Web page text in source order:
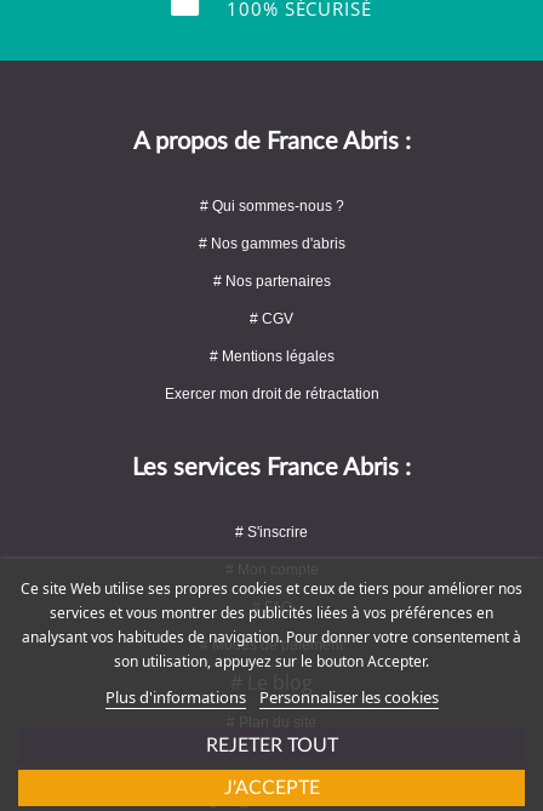
100% SÉCURISÉ
A propos de France Abris :
# Qui sommes-nous ?
# Nos gammes d'abris
# Nos partenaires
# CGV
# Mentions légales
Exercer mon droit de rétractation
Les services France Abris :
# S'inscrire
# FAQ
# Modes de paiement
Rejoignez-nous !
Ce site Web utilise ses propres cookies et ceux de tiers pour améliorer nos
services et vous montrer des publicités liées à vos préférences en
analysant vos habitudes de navigation. Pour donner votre consentement à
son utilisation, appuyez sur le bouton Accepter.
Plus d'informations Personnaliser les cookies
REJETER TOUT
J'ACCEPTE